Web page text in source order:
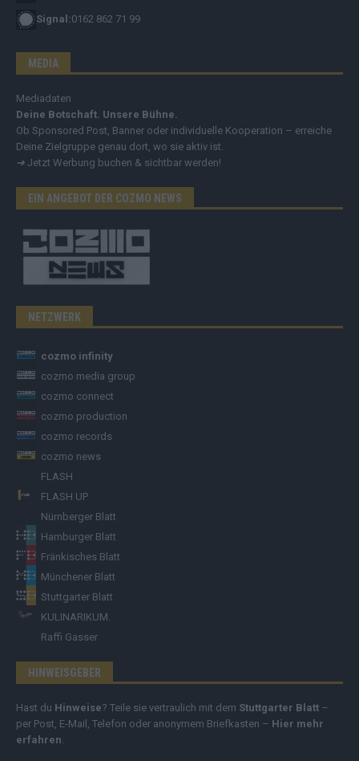
Signal:0162 862 71 99
MEDIA
Mediadaten
Deine Botschaft. Unsere Bühne.
Ob Sponsored Post, Banner oder individuelle Kooperation – erreiche
Deine Zielgruppe genau dort, wo sie aktiv ist.
➔ Jetzt Werbung buchen & sichtbar werden!
EIN ANGEBOT DER COZMO NEWS
NETZWERK
cozmo infinity
cozmo media group
cozmo connect
cozmo production
cozmo records
cozmo news
FLASH
FLASH UP
Nürnberger Blatt
Hamburger Blatt
Fränkisches Blatt
Münchener Blatt
Stuttgarter Blatt
KULINARIKUM.
Raffi Gasser
HINWEISGEBER
Hast du Hinweise? Teile sie vertraulich mit dem Stuttgarter Blatt –
per Post, E-Mail, Telefon oder anonymem Briefkasten – Hier mehr
erfahren.